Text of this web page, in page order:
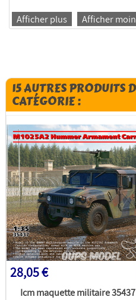
Afficher plus Afficher
15 AUTRES PRODUITS
CATÉGORIE :
28,05 €
Icm maquette militaire